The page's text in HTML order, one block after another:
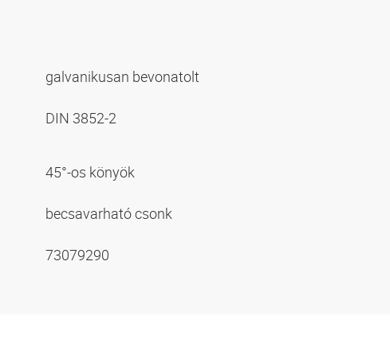
galvanikusan bevonatolt
DIN 3852-2
45°-os könyök
becsavarható csonk
73079290